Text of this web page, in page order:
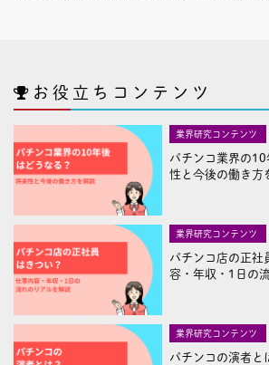
お役立ちコンテンツ
業界研究コンテンツ
パチンコ業界の
性と今後の働き方
業界研究コンテンツ
パチンコ店の正社
容・年収・1日の
業界研究コンテンツ
パチンコの演者と